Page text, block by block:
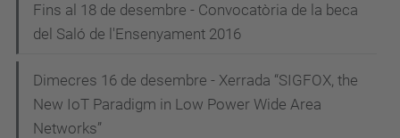
Fins al 18 de desembre - Convocatòria de la beca
del Saló de l'Ensenyament 2016
Dimecres 16 de desembre - Xerrada “SIGFOX, the
New IoT Paradigm in Low Power Wide Area
Networks”